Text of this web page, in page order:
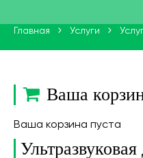
Главная Услуги
Ваша
Ваша корзина пуста